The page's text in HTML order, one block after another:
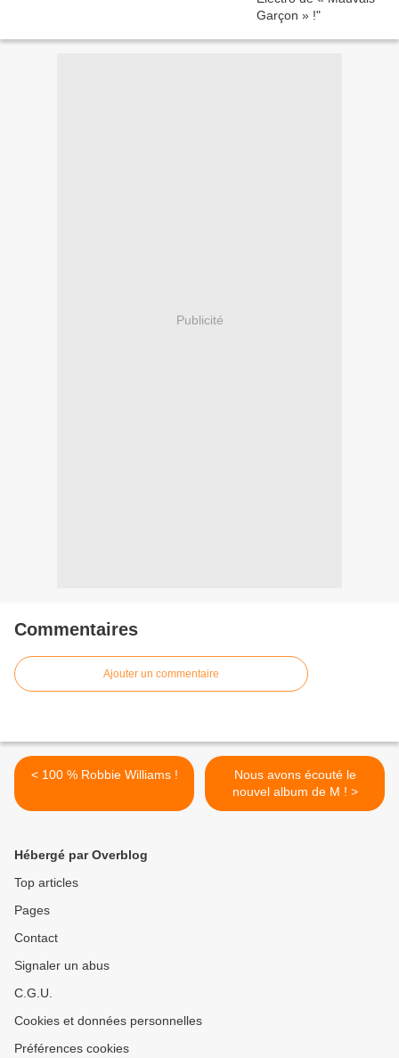
Publicité
Commentaires
Ajouter un commentaire
< 100 % Robbie Williams !
Nous avons écouté le
nouvel album de M ! >
Hébergé par Overblog
Top articles
Pages
Contact
Signaler un abus
C.G.U.
Cookies et données personnelles
Préférences cookies